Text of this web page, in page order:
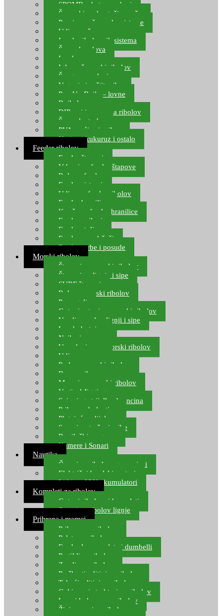
SPOMB rakete, markeri
Šaranski podmetači, mreže
Pernice za šaranske sisteme
Udice za šarana, amura
Izrada ribolovnih sistema
Šaranska olova
Leadcore
Igle za šaranski ribolov
Špage, upredenice
Vaganje i zaštita ribe
Pop Up Boile – lovne
Boile lovne
DIP-ovi i arome za ribolov
Šaranske torbe
PVA vrećice i pribor
Umjetni kukuruz i ostalo
Feeder ribolov
Feeder štapovi
Vrhovi za feeder štapove
Role za feeder
Feeder sistemi
Udice za feeder ribolov
Feeder hranilice
Kopče za feeder hranilice
Feeder najloni
Feeder stolice
Feeder arm držači
Feeder torbe i posude
Morski ribolov
Štapovi za morski ribolov
Štapovi za lignje i sipe
SURF štapovi
Role za morski ribolov
Parangali
Gotovi setovi za morski ribolov
Varalice za lov lignji i sipe
Lov hobotnice
Najloni za more
Upredenice za morski ribolov
Udice za more
Perle za morski ribolov
Brum prihrana za more
Mamci za morski ribolov
Vertical Jigging
Spinning strijelke, brancina
Pribor za bolentino
Plutajuća odijela
Sonari za traženje ribe
Ronilački program
Kamere i Sonari
Nautika
Čamci za ribolov, gumenjaci
Električni brodski motori
Lithium ION akumulatori
Kompleti za ribolov
Gotovi ribolovni kompleti
Setovi za ribolov lignje
Prihrana i mamci
Prihrana za ribolov
Pelete za ribolov
Feeder lovne pelete i dumbelli
Partikli za ribolov
Zemlja za ribolov
Praškasti aditivi za ribolov
Tekući aditivi za ribolov
Gel i sprej atraktori za ribolov
Lovni kukuruz za ribolov
Živi mamci za ribolov